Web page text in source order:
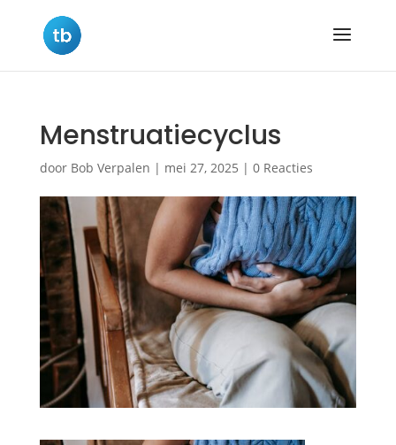
Menstruatiecyclus
door Bob Verpalen | mei 27, 2025 | 0 Reacties